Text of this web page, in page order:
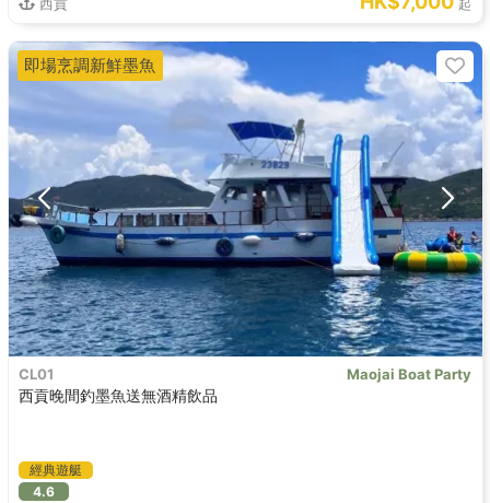
起
CL01 Maojai Boat Party
西貢晚間釣墨魚送無酒精飲品
經典遊艇
4.6
即場烹調新鮮墨魚